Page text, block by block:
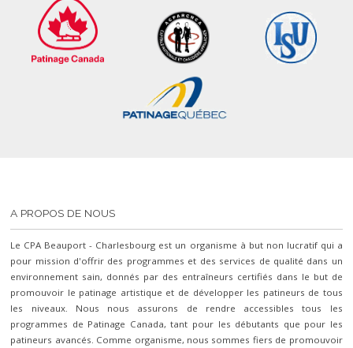
A PROPOS DE NOUS
Le CPA Beauport - Charlesbourg est un organisme à but non lucratif qui a
pour mission d'offrir des programmes et des services de qualité dans un
environnement sain, donnés par des entraîneurs certifiés dans le but de
promouvoir le patinage artistique et de développer les patineurs de tous
les niveaux. Nous nous assurons de rendre accessibles tous les
programmes de Patinage Canada, tant pour les débutants que pour les
patineurs avancés. Comme organisme, nous sommes fiers de promouvoir